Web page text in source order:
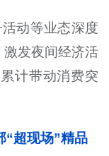
动等业态深度
发夜间经济活
计带动消费突
“超现场”精品